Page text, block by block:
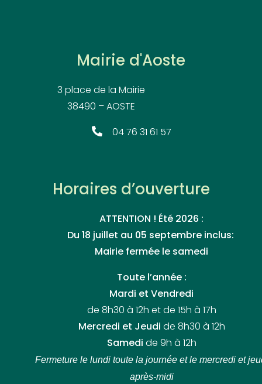
Mairie d'Aoste
3 place de la Mairie
38490 – AOSTE
04 76 31 61 57
Horaires d’ouverture
ATTENTION ! Été 2026 :
Du 18 juillet au 05 septembre inclus:
Mairie fermée le samedi
Toute l’année :
Mardi et Vendredi
de 8h30 à 12h et de 15h à 17h
Mercredi et Jeudi de 8h30 à 12h
Samedi de 9h à 12h
Fermeture le lundi toute la journée et le mercredi et
après-midi